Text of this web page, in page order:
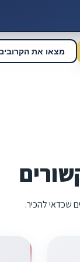
מצאו את
שכדאי להכיר.